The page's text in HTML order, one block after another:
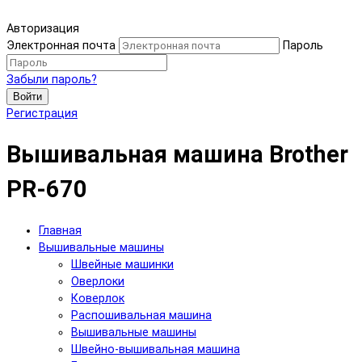
Авторизация
Электронная почта
Пароль
Забыли пароль?
Войти
Регистрация
Вышивальная машина Brother
PR-670
Главная
Вышивальные машины
Швейные машинки
Оверлоки
Коверлок
Распошивальная машина
Вышивальные машины
Швейно-вышивальная машина